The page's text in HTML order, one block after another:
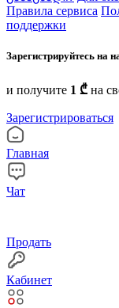
Правила сервиса
поддержки
Зарегистрируйтесь на
и получите 1 ₾ на
Зарегистрироваться
Главная
Чат
Продать
Кабинет